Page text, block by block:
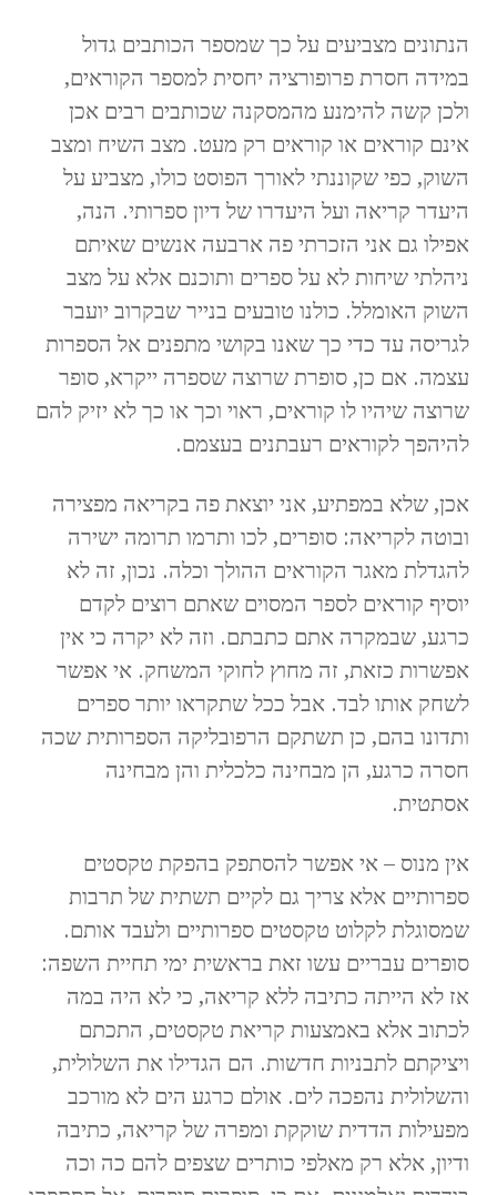
הנתונים מצביעים על כך שמספר הכותבים גדול
במידה חסרת פרופורציה יחסית למספר הקוראים,
ולכן קשה להימנע מהמסקנה שכותבים רבים אכן
אינם קוראים או קוראים רק מעט. מצב השיח ומצב
השוק, כפי שקוננתי לאורך הפוסט כולו, מצביע על
היעדר קריאה ועל היעדרו של דיון ספרותי. הנה,
אפילו גם אני הזכרתי פה ארבעה אנשים שאיתם
ניהלתי שיחות לא על ספרים ותוכנם אלא על מצב
השוק האומלל. כולנו טובעים בנייר שבקרוב יועבר
לגריסה עד כדי כך שאנו בקושי מתפנים אל הספרות
עצמה. אם כן, סופרת שרוצה שספרה ייקרא, סופר
שרוצה שיהיו לו קוראים, ראוי וכך או כך לא יזיק להם
להיהפך לקוראים רעבתנים בעצמם.
אכן, שלא במפתיע, אני יוצאת פה בקריאה מפצירה
ובוטה לקריאה: סופרים, לכו ותרמו תרומה ישירה
להגדלת מאגר הקוראים ההולך וכלה. נכון, זה לא
יוסיף קוראים לספר המסוים שאתם רוצים לקדם
כרגע, שבמקרה אתם כתבתם. וזה לא יקרה כי אין
אפשרות כזאת, זה מחוץ לחוקי המשחק. אי אפשר
לשחק אותו לבד. אבל ככל שתקראו יותר ספרים
ותדונו בהם, כן תשתקם הרפובליקה הספרותית שכה
חסרה כרגע, הן מבחינה כלכלית והן מבחינה
אסתטית.
אין מנוס – אי אפשר להסתפק בהפקת טקסטים
ספרותיים אלא צריך גם לקיים תשתית של תרבות
שמסוגלת לקלוט טקסטים ספרותיים ולעבד אותם.
סופרים עבריים עשו זאת בראשית ימי תחיית השפה:
אז לא הייתה כתיבה ללא קריאה, כי לא היה במה
לכתוב אלא באמצעות קריאת טקסטים, התכתם
ויציקתם לתבניות חדשות. הם הגדילו את השלולית,
והשלולית נהפכה לים. אולם כרגע הים לא מורכב
מפעילות הדדית שוקקת ומפרה של קריאה, כתיבה
ודיון, אלא רק מאלפי כותרים שצפים להם כה וכה